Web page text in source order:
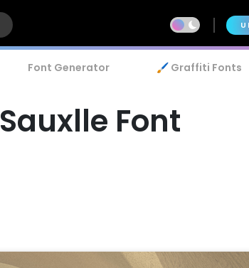
Font Generator 🖌️ Graffiti Fonts
Sauxlle Font